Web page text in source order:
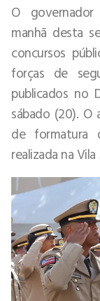
O
manhã desta
concursos
forças de
publicados no
sábado (20).
de formatura
realizada na